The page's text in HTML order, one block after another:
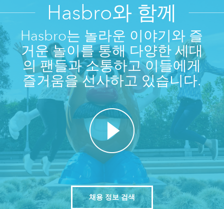
Hasbro와 함께
Hasbro는 놀라운 이야기와 즐
거운 놀이를 통해 다양한 세대
의 팬들과 소통하고 이들에게
즐거움을 선사하고 있습니다.
채용 정보 검색